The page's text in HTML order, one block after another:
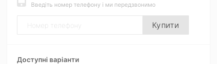
Введіть номер телефону і ми передзвонимо
Купити
Доступні варіанти